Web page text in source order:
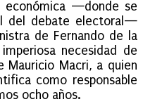
económica —donde se
del debate electoral—
de Fernando de la
necesidad de
Mauricio Macri, a quien
como responsable
ocho años.